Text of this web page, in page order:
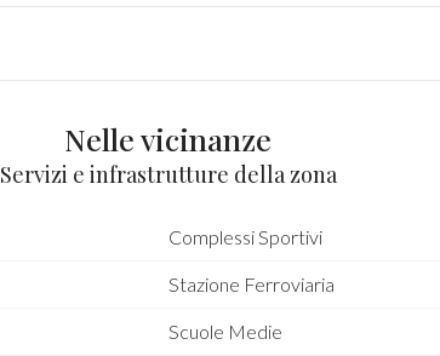
Nelle vicinanze
Servizi e infrastrutture della zona
Complessi Sportivi
Stazione Ferroviaria
Scuole Medie